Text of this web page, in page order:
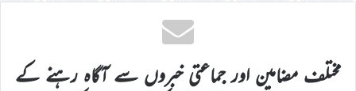
مختلف مضامین اور جماعتی خبروں سے آگاہ رہنے کے